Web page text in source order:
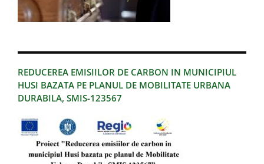
REDUCEREA EMISIILOR DE CARBON IN MUNICIPIUL
HUSI BAZATA PE PLANUL DE MOBILITATE URBANA
DURABILA, SMIS-123567